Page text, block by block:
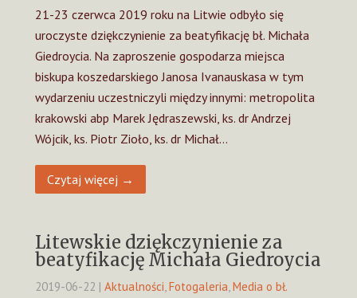
21-23 czerwca 2019 roku na Litwie odbyło się
uroczyste dziękczynienie za beatyfikację bł. Michała
Giedroycia. Na zaproszenie gospodarza miejsca
biskupa koszedarskiego Janosa Ivanauskasa w tym
wydarzeniu uczestniczyli między innymi: metropolita
krakowski abp Marek Jędraszewski, ks. dr Andrzej
Wójcik, ks. Piotr Zioło, ks. dr Michał…
Czytaj więcej →
Litewskie dziękczynienie za
beatyfikację Michała Giedroycia
2019-06-22 | Aktualności Fotogaleria Media o bł.